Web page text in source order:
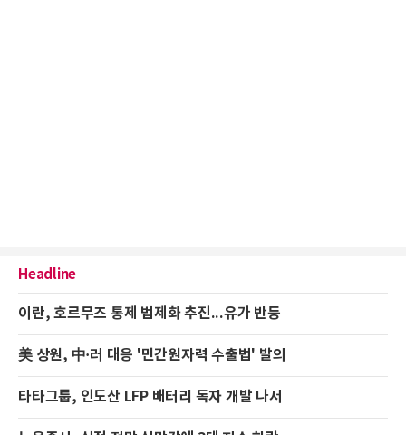
Headline
이란, 호르무즈 통제 법제화 추진...유가 반등
美 상원, 中·러 대응 '민간원자력 수출법' 발의
타타그룹, 인도산 LFP 배터리 독자 개발 나서